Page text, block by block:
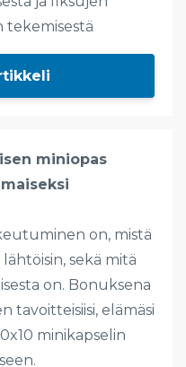
tekemisestä
miniopas
on, mistä
sekä mitä
on. Bonuksena
tavoitteisiisi, elämäsi
minikapselin